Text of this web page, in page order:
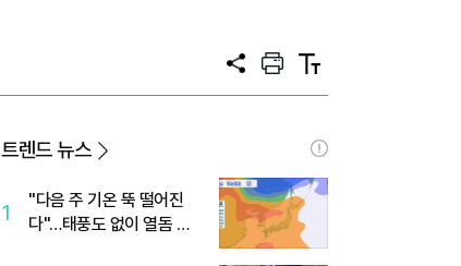
공
프
트
텍
트
트렌드 뉴스
1
"다음 주 기온 뚝 떨어진
다"…태풍도 없이 열돔 박